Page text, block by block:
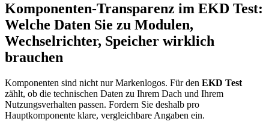
Komponenten-Transparenz im EKD Test:
Welche Daten Sie zu Modulen,
Wechselrichter, Speicher wirklich
brauchen
Komponenten sind nicht nur Markenlogos. Für den EKD Test
zählt, ob die technischen Daten zu Ihrem Dach und Ihrem
Nutzungsverhalten passen. Fordern Sie deshalb pro
Hauptkomponente klare, vergleichbare Angaben ein.